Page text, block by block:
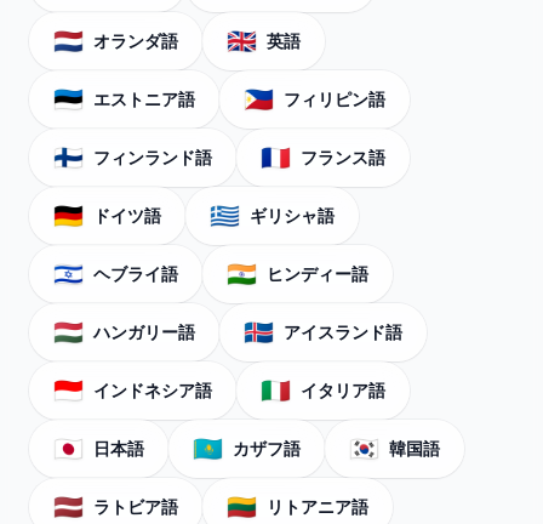
🇳🇱 オランダ語 🇬🇧 英語
🇪🇪 エストニア語 🇵🇭 フィリピン語
🇫🇮 フィンランド語 🇫🇷 フランス語
🇩🇪 ドイツ語 🇬🇷 ギリシャ語
🇮🇱 ヘブライ語 🇮🇳 ヒンディー語
🇭🇺 ハンガリー語 🇮🇸 アイスランド語
🇮🇩 インドネシア語 🇮🇹 イタリア語
🇯🇵 日本語 🇰🇿 カザフ語 🇰🇷 韓国語
🇱🇻 ラトビア語 🇱🇹 リトアニア語